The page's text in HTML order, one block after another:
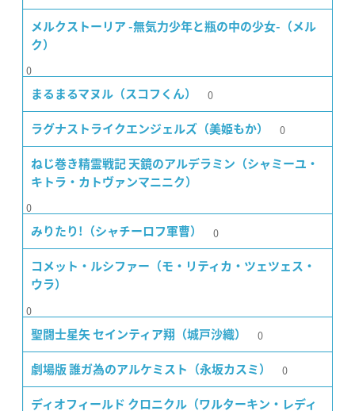
メルクストーリア -無気力少年と瓶の中の少女-（メル
ク）
0
まるまるマヌル（スコフくん） 0
ラグナストライクエンジェルズ（美姫もか） 0
ねじ巻き精霊戦記 天鏡のアルデラミン（シャミーユ・
キトラ・カトヴァンマニニク）
0
みりたり!（シャチーロフ軍曹） 0
コメット・ルシファー（モ・リティカ・ツェツェス・
ウラ）
0
聖闘士星矢 セインティア翔（城戸沙織） 0
劇場版 誰ガ為のアルケミスト（永坂カスミ） 0
ディオフィールド クロニクル（ワルターキン・レディ